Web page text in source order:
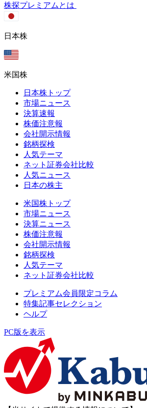
株探プレミアムとは
日本株
米国株
日本株トップ
市場ニュース
決算速報
株価注意報
会社開示情報
銘柄探検
人気テーマ
ネット証券会社比較
人気ニュース
日本の株主
米国株トップ
市場ニュース
決算ニュース
株価注意報
会社開示情報
銘柄探検
人気テーマ
ネット証券会社比較
プレミアム会員限定コラム
特集記事セレクション
ヘルプ
PC版を表示